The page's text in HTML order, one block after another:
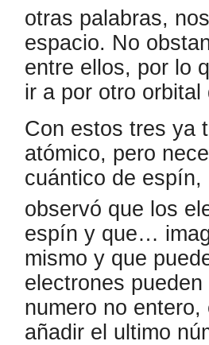
otras palabras,
espacio. No
entre ellos, por lo
ir a por otro
Con estos tres ya
atómico, pero
cuántico de
observó que los
espín y que…
mismo y que
electrones
numero no
añadir el ultimo